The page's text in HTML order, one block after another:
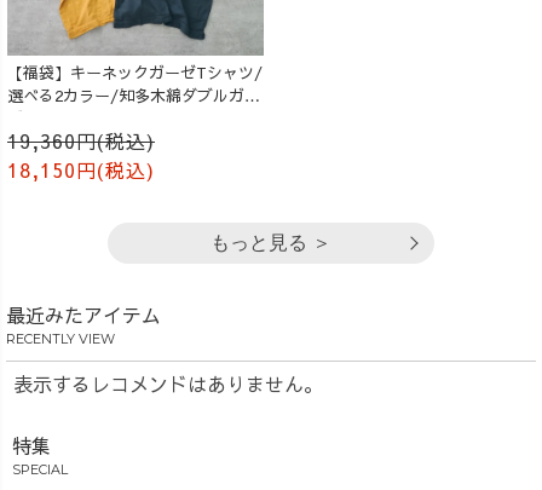
【福袋】キーネックガーゼTシャツ/
選べる2カラー/知多木綿ダブルガー
ゼ
19,360円(税込)
18,150円(税込)
もっと見る ＞
最近みたアイテム
RECENTLY VIEW
表示するレコメンドはありません。
特集
SPECIAL